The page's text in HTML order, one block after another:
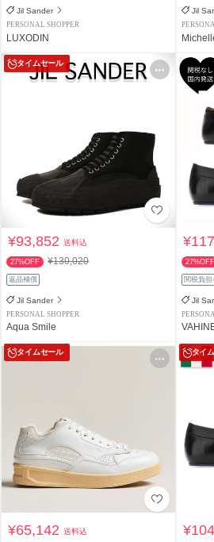
Jil Sander
PERSONAL SHOPPER
LUXODIN
Jil
タイムセール
¥93,852送料込
27%OFF ¥130,020
返品補償
Jil Sander
PERSONAL SHOPPER
Aqua Smile
27%OFF
関税負担
Jil
タイムセール
¥65,142送料込
タイ